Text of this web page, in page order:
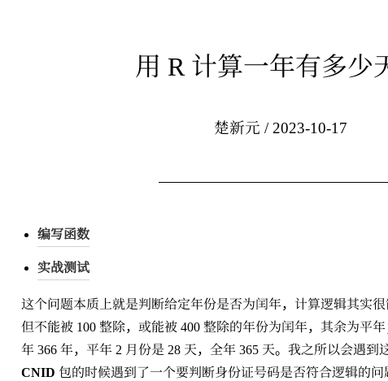
用 R 计算一年有多少
楚新元 / 2023-10-17
编写函数
实战测试
这个问题本质上就是判断给定年份是否为闰年，计算逻辑其实很
但不能被 100 整除，或能被 400 整除的年份为闰年，其余为平
年 366 年，平年 2 月份是 28 天，全年 365 天。我之所以会遇到
CNID 包的时候遇到了一个要判断身份证号码是否符合逻辑的